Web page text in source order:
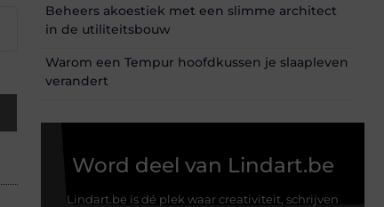
Beheers akoestiek met een slimme architect
in de utiliteitsbouw
Warom een Tempur hoofdkussen je slaapleven
verandert
Word deel van Lindart.be
Lindart.be is dé plek waar creativiteit, schrijven